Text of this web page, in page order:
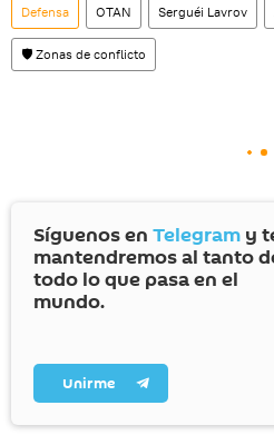
Defensa OTAN Serguéi Lavrov
🛡️ Zonas de conflicto
Síguenos en Telegram y
mantendremos al tanto
todo lo que pasa en el
mundo.
Unirme